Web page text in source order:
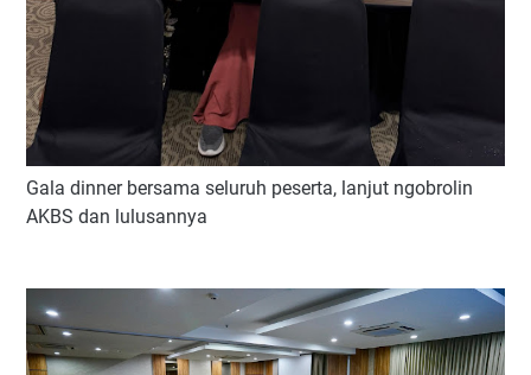
Gala dinner bersama seluruh peserta, lanjut ngobrolin
AKBS dan lulusannya